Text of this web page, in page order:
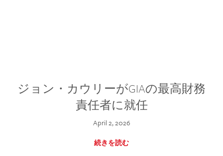
ジョン・カウリーがGIAの最高財務
責任者に就任
April 2, 2026
続きを読む